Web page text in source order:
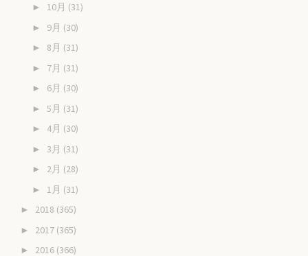
► 10月 (31)
► 9月 (30)
► 8月 (31)
► 7月 (31)
► 6月 (30)
► 5月 (31)
► 4月 (30)
► 3月 (31)
► 2月 (28)
► 1月 (31)
► 2018 (365)
► 2017 (365)
► 2016 (366)